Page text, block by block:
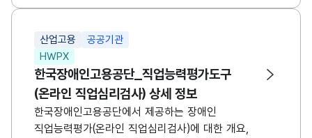
이루어질 수 있도록 지원합니다.
산업고용
공공기관
HWPX
한국장애인고용공단_직업능력평가도구
(온라인 직업심리검사) 상세 정보
한국장애인고용공단에서 제공하는 장애인
직업능력평가(온라인 직업심리검사)에 대한 개요,